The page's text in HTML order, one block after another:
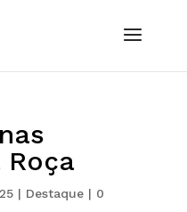
Roça
| Destaque| 0